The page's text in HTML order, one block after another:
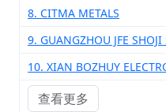
8. CITMA METALS
9. GUANGZHOU JFE
10. XIAN BOZHUY
查看更多